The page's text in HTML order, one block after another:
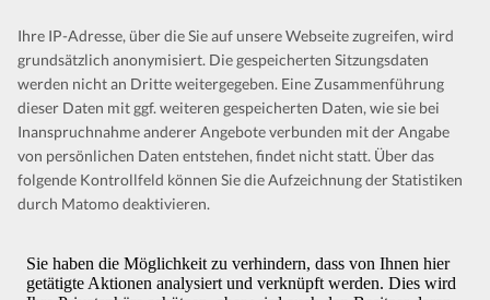
Ihre IP-Adresse, über die Sie auf unsere Webseite zugreifen, wird
grundsätzlich anonymisiert. Die gespeicherten Sitzungsdaten
werden nicht an Dritte weitergegeben. Eine Zusammenführung
dieser Daten mit ggf. weiteren gespeicherten Daten, wie sie bei
Inanspruchnahme anderer Angebote verbunden mit der Angabe
von persönlichen Daten entstehen, findet nicht statt. Über das
folgende Kontrollfeld können Sie die Aufzeichnung der Statistiken
durch Matomo deaktivieren.